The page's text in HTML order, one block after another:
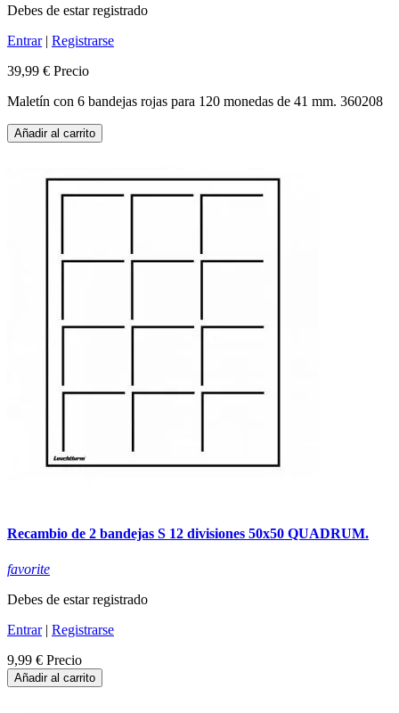
Debes de estar registrado
Entrar| Registrarse
39,99 € Precio
Maletín con 6 bandejas rojas para 120 monedas de 41 mm. 360208
Añadir al carrito
Recambio de 2 bandejas S 12 divisiones 50x50 QUADRUM.
favorite
Debes de estar registrado
Entrar| Registrarse
9,99 € Precio
Añadir al carrito